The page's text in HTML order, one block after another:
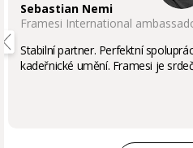
Sebastian Nemi
Framesi International
Stabilní partner. Perfektní
kadeřnické umění. Framesi je